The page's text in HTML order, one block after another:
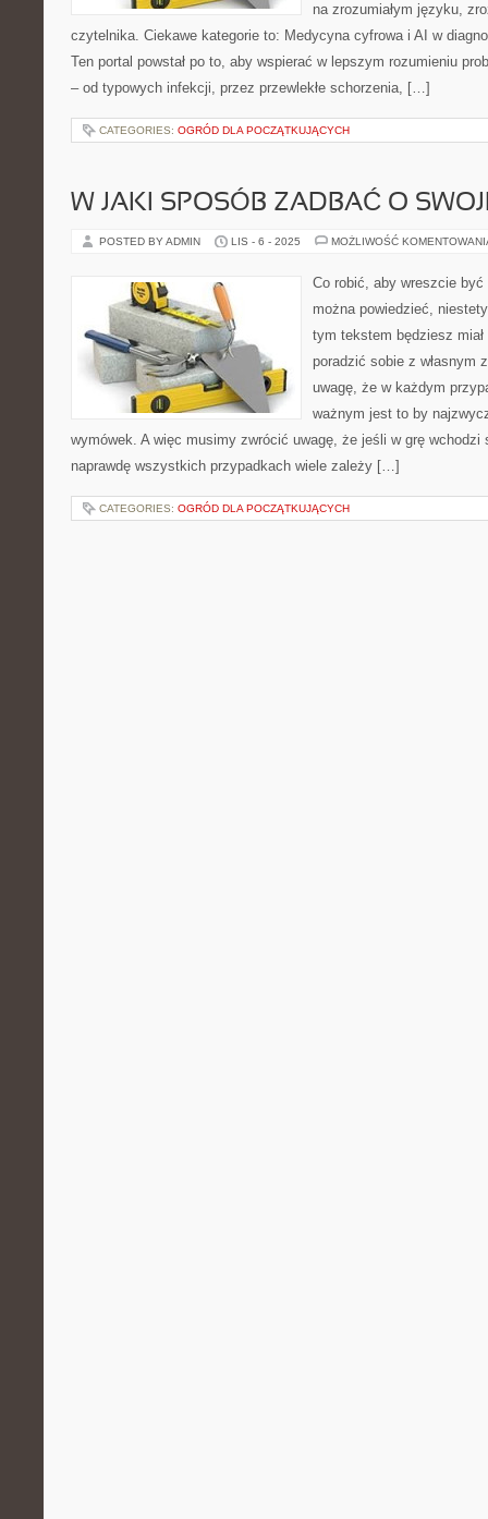
na zrozumiałym języku,
czytelnika. Ciekawe kategorie to: Medycyna cyfrowa i AI w
Ten portal powstał po to, aby wspierać w lepszym rozumieniu
– od typowych infekcji, przez przewlekłe schorzenia, […]
CATEGORIES: OGRÓD DLA POCZĄTKUJĄCYCH
W JAKI SPOSÓB ZADBAĆ O
POSTED BY ADMIN LIS - 6 - 2025 MOŻLIWOŚĆ
Co robić, aby wreszcie być
można powiedzieć,
tym tekstem będziesz
poradzić sobie z własnym
uwagę, że w każdym
ważnym jest to by
wymówek. A więc musimy zwrócić uwagę, że jeśli w grę wchodzi
naprawdę wszystkich przypadkach wiele zależy […]
CATEGORIES: OGRÓD DLA POCZĄTKUJĄCYCH